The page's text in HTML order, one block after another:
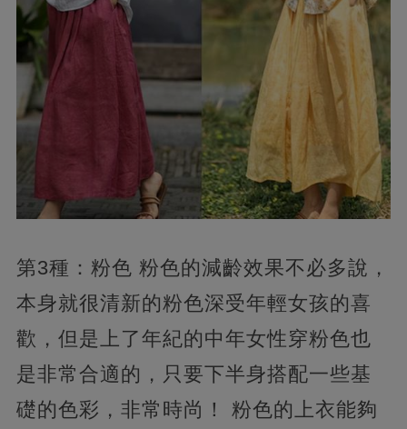
第3種：粉色 粉色的減齡效果不必多說，
本身就很清新的粉色深受年輕女孩的喜
歡，但是上了年紀的中年女性穿粉色也
是非常合適的，只要下半身搭配一些基
礎的色彩，非常時尚！ 粉色的上衣能夠